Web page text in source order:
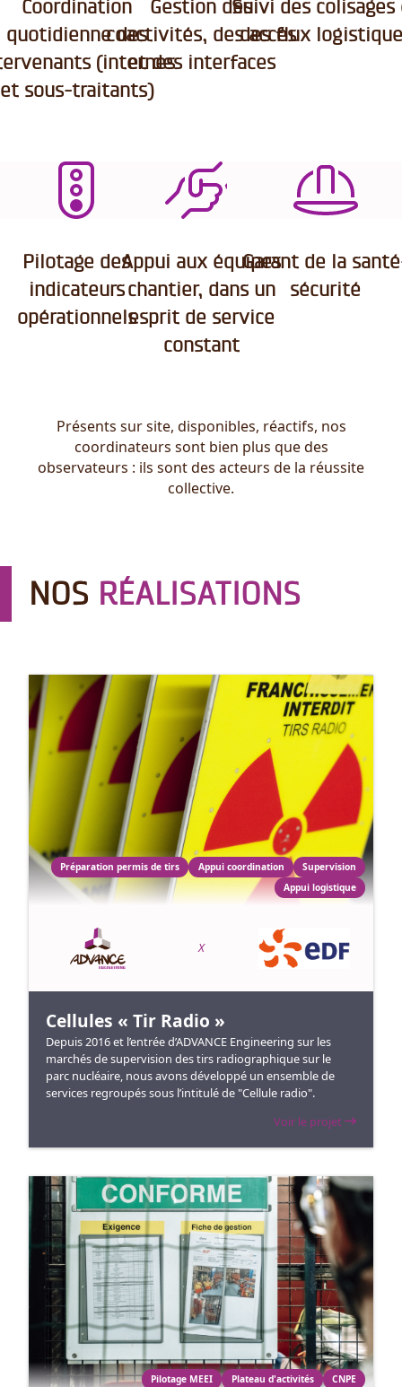
Coordination
quotidienne des
(internes
et sous-traitants)
Gestion des
coactivités, des accès
et des interfaces
Suivi des colisages
des flux
Pilotage des
indicateurs
opérationnels
Appui aux équipes
chantier, dans un
esprit de service
constant
Garant de la
sécurité
Présents sur site, disponibles, réactifs, nos
coordinateurs sont bien plus que des
observateurs : ils sont des acteurs de la réussite
collective.
NOS RÉALISATIONS
Préparation permis de tirs Appui coordination
Supervision
Appui logistique
X
Cellules « Tir Radio »
Depuis 2016 et l’entrée d’ADVANCE Engineering sur les
marchés de supervision des tirs radiographique sur le
parc nucléaire, nous avons développé un ensemble de
services regroupés sous l’intitulé de "Cellule radio".
Voir le projet
Pilotage MEEI Plateau d'activités CNPE